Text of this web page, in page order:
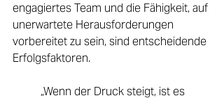
engagiertes Team und die Fähigkeit, auf
unerwartete Herausforderungen
vorbereitet zu sein, sind entscheidende
Erfolgsfaktoren.